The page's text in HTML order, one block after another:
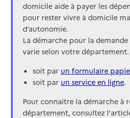
domicile aide à payer les
pour rester vivre à domicile
d’autonomie.
La démarche pour la
varie selon votre
soit par un formulaire
soit par un service en ligne.
Pour connaitre la démarche à
département, consultez